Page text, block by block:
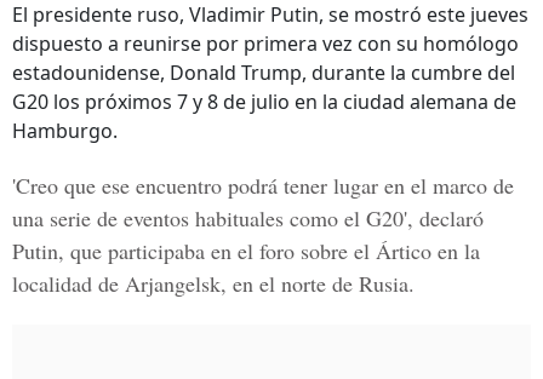
El presidente ruso, Vladimir Putin, se mostró este jueves
dispuesto a reunirse por primera vez con su homólogo
estadounidense, Donald Trump, durante la cumbre del
G20 los próximos 7 y 8 de julio en la ciudad alemana de
Hamburgo.
'Creo que ese encuentro podrá tener lugar en el marco de
una serie de eventos habituales como el G20', declaró
Putin, que participaba en el foro sobre el Ártico en la
localidad de Arjangelsk, en el norte de Rusia.